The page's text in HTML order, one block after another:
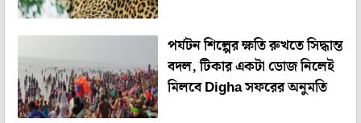
পর্যটন শিল্পের ক্ষতি রুখতে সিদ্ধান্ত
বদল, টিকার একটা ডোজ নিলেই
মিলবে Digha সফরের অনুমতি